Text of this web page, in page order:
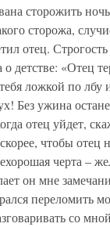
сторожить
сторожа,
отец.
детстве: «Отец
ложкой по лбу
Без ужина
отец уйдет,
чтобы
черта –
он мне
переломить
со